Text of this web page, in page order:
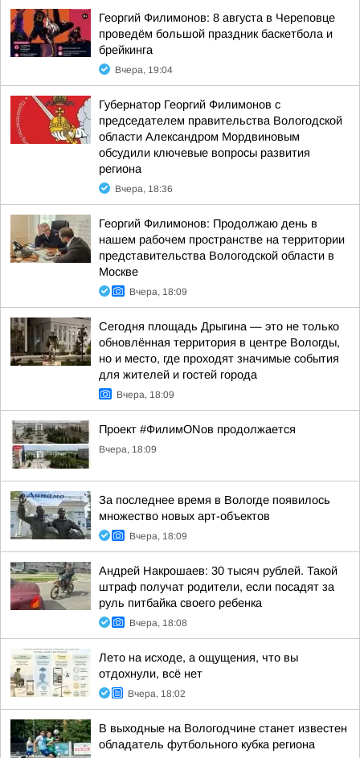
Георгий Филимонов: 8 августа в Череповце
проведём большой праздник баскетбола и
брейкинга
Вчера, 19:04
Губернатор Георгий Филимонов с
председателем правительства Вологодской
области Александром Мордвиновым
обсудили ключевые вопросы развития
региона
Вчера, 18:36
Георгий Филимонов: Продолжаю день в
нашем рабочем пространстве на территории
представительства Вологодской области в
Москве
Вчера, 18:09
Сегодня площадь Дрыгина — это не только
обновлённая территория в центре Вологды,
но и место, где проходят значимые события
для жителей и гостей города
Вчера, 18:09
Проект #ФилимONов продолжается
Вчера, 18:09
За последнее время в Вологде появилось
множество новых арт-объектов
Вчера, 18:09
Андрей Накрошаев: 30 тысяч рублей. Такой
штраф получат родители, если посадят за
руль питбайка своего ребенка
Вчера, 18:08
Лето на исходе, а ощущения, что вы
отдохнули, всё нет
Вчера, 18:02
В выходные на Вологодчине станет известен
обладатель футбольного кубка региона